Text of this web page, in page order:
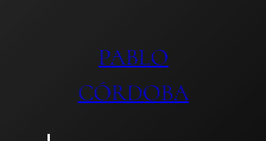
PABLO
CÓRDOBA